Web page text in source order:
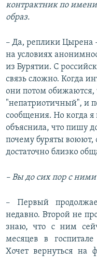
контрактник по
образ.
– Да, реплики Цырена
на условиях
из Бурятии. С
связь сложно. Когда
они потом обижаются,
"непатриотичный", и
сообщения. Но когда
объяснила, что пишу
почему буряты воюют,
достаточно близко
– Вы до сих пор с ними
– Первый
недавно. Второй не
знаю, что с ним
месяцев в
Хочет вернуться на